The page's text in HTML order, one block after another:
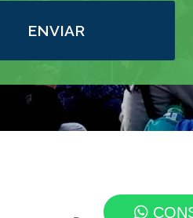
ENVIAR